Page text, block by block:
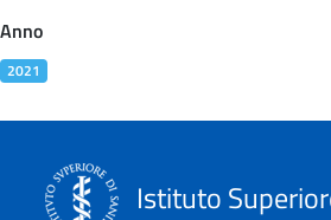
Anno
2021
Istituto